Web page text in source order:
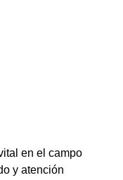
en el campo
y atención